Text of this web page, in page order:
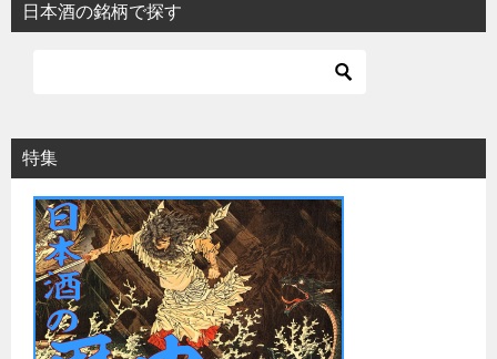
日本酒の銘柄で探す
特集